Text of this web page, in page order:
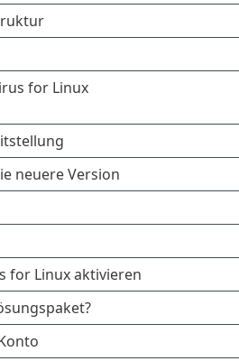
for Linux
neuere Version
for Linux aktivieren